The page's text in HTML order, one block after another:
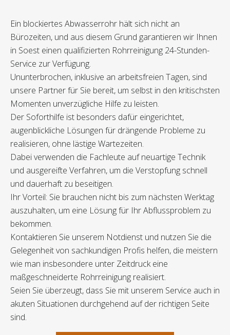
Ein blockiertes Abwasserrohr hält sich nicht an
Bürozeiten, und aus diesem Grund garantieren wir Ihnen
in Soest einen qualifizierten Rohrreinigung 24-Stunden-
Service zur Verfügung.
Ununterbrochen, inklusive an arbeitsfreien Tagen, sind
unsere Partner für Sie bereit, um selbst in den kritischsten
Momenten unverzügliche Hilfe zu leisten.
Der Soforthilfe ist besonders dafür eingerichtet,
augenblickliche Lösungen für drängende Probleme zu
realisieren, ohne lästige Wartezeiten.
Dabei verwenden die Fachleute auf neuartige Technik
und ausgereifte Verfahren, um die Verstopfung schnell
und dauerhaft zu beseitigen.
Ihr Vorteil: Sie brauchen nicht bis zum nächsten Werktag
auszuhalten, um eine Lösung für Ihr Abflussproblem zu
bekommen.
Kontaktieren Sie unserem Notdienst und nutzen Sie die
Gelegenheit von sachkundigen Profis helfen, die meistern
wie man insbesondere unter Zeitdruck eine
maßgeschneiderte Rohrreinigung realisiert.
Seien Sie überzeugt, dass Sie mit unserem Service auch in
akuten Situationen durchgehend auf der richtigen Seite
sind.